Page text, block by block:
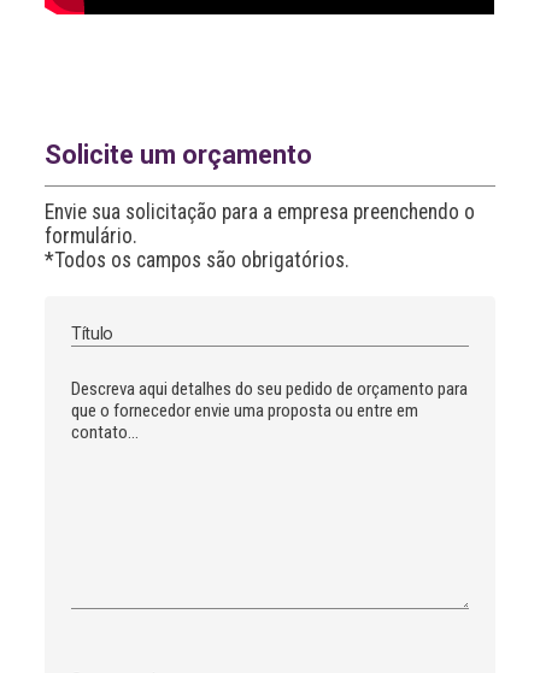
Solicite um orçamento
Envie sua solicitação para a empresa preenchendo o
formulário.
*Todos os campos são obrigatórios.